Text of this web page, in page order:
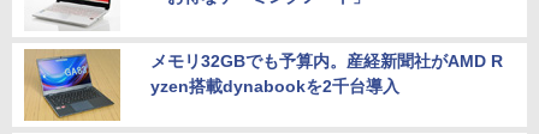
メモリ32GBでも予算内。産経新聞社がAMD R
yzen搭載dynabookを2千台導入